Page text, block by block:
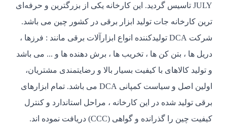
JULY تاسیس گردید. این کارخانه یکی از بزرگترین و حرفه‌ای
ترین کارخانه جات تولید ابزار برقی در کشور چین می باشد.
شرکت DCA تولید‌کننده انواع ابزارآلات برقی مانند : فرزها ،
دریل ها ، بتن کن ها ، تخریب ها ، برش دهنده ها و ... می باشد
و تولید کالاهای با کیفیت بسیار بالا و رضایتمندی مشتریان،
اولین اصل و سیاست کمپانی DCA می باشد. تمام ابزارهای
برقی تولید شده در این کارخانه ، مراحل استاندارد و کنترل
کیفیت چین را گذرانده و گواهی (CCC) دریافت نموده اند.